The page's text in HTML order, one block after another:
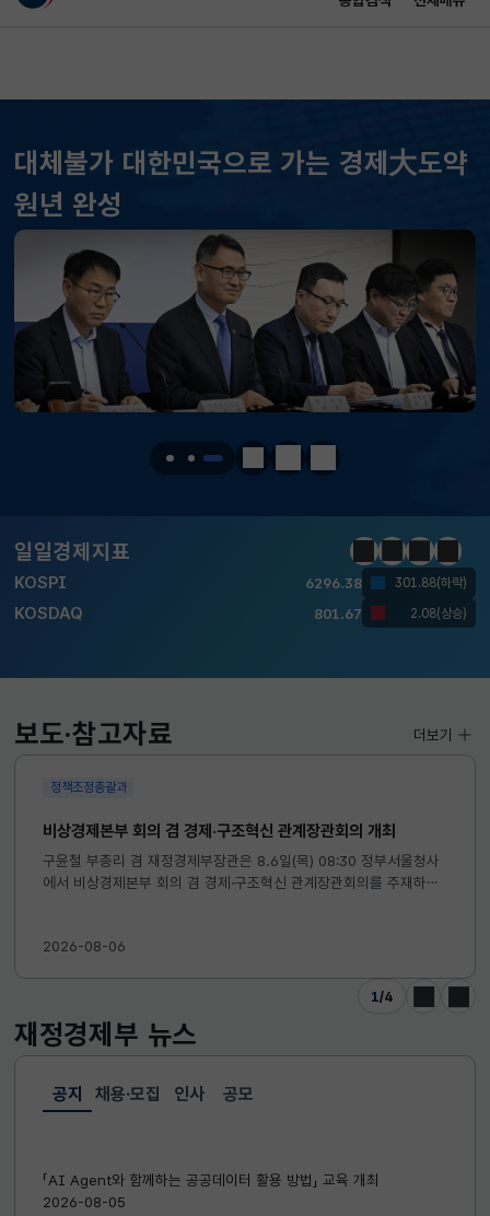
대체불가 대한민국으로 가는 경제大도약
원년 완성
정지 이전 다음
일일경제지표
KOSPI 6296.38 301.88(하락)
KOSDAQ 801.67 2.08(상승)
국고채(3년) 3.742 0.073(상승)
KOSDAQ 801.67 2.08(상승)
국고채(3년) 3.742 0.073(상승)
KOSDAQ 2.08(상승)
정지이전다음일일경
보도·참고자료
정책조정총괄과
비상경제본부 회의 겸 경제·구조혁신 관계장관회의 개최
구윤철 부총리 겸 재정경제부장관은 8.6일(목) 08:30 정부서울청사
에서 비상경제본부 회의 겸 경제·구조혁신 관계장관회의를 주재하였
2026-08-06
1/4
이전 다음
더보기
재정경제부 뉴스
공지
선택됨
공지
「AI Agent와 함께하는 공공데이터 활용 방법」 교육 개최
2026-08-05
채용·모집 인사 공모